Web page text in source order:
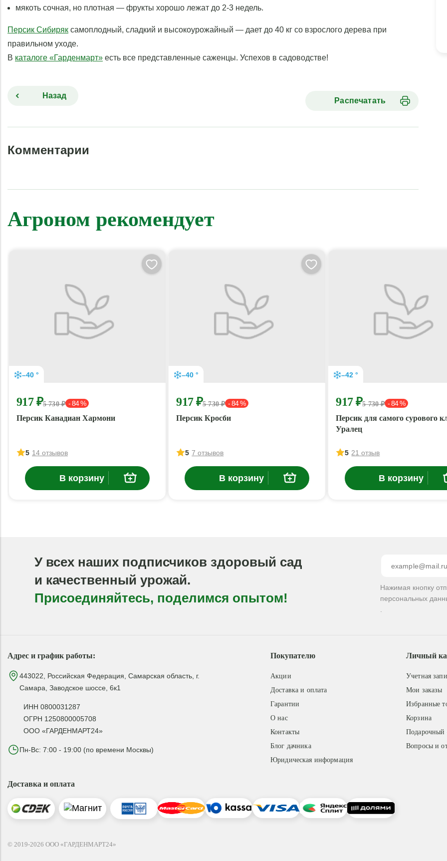
мякоть сочная, но плотная — фрукты хорошо лежат до 2-3 недель.
Персик Сибиряк самоплодный, сладкий и высокоурожайный — дает до 40 кг со взрослого дерева при
правильном уходе.
В каталоге «Гарденмарт» есть все представленные саженцы. Успехов в садоводстве!
Распечатать
Назад
Комментарии
Агроном рекомендует
–40 °
917 ₽5 730 ₽ - 84 %
Персик Канадиан Хармони
5 14 отзывов
В корзину
–40 °
917 ₽5 730 ₽ - 84 %
Персик Кросби
5 7 отзывов
В корзину
–42 °
917 ₽5 730 ₽ - 84 %
Персик для самого сурового
Уралец
5 21 отзыв
В корзину
У всех наших подписчиков здоровый сад
и качественный урожай.
Присоединяйтесь, поделимся опытом!
Нажимая кнопку
персональных
Адрес и график работы:
443022, Российская Федерация, Самарская область, г.
Самара, Заводское шоссе, 6к1
ИНН 0800031287
ОГРН 1250800005708
ООО «ГАРДЕНМАРТ24»
Пн-Вс: 7:00 - 19:00 (по времени Москвы)
Покупателю
Акции
Доставка и оплата
Гарантии
О нас
Контакты
Блог дачника
Юридическая информация
Личный
Учетная
Мои заказы
Избранные
Корзина
Подарочный
Вопросы и
Доставка и оплата
© 2019-2026 ООО «ГАРДЕНМАРТ24»